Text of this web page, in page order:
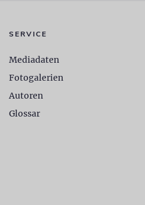
SERVICE
Mediadaten
Fotogalerien
Autoren
Glossar